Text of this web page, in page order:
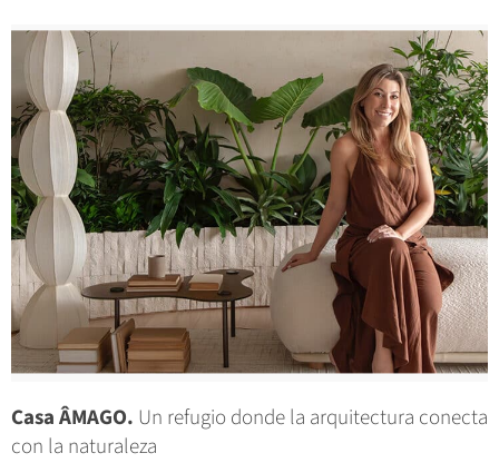
Casa ÂMAGO. Un refugio donde la arquitectura conecta
con la naturaleza